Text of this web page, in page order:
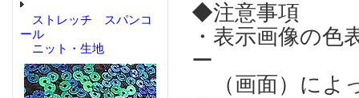
ストレッチ スパンコ
ール
ニット・生地
◆注意事項
・表示画像の
ー
（画面）によ